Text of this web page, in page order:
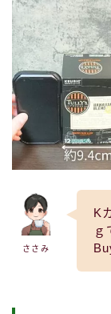
ささみ
K